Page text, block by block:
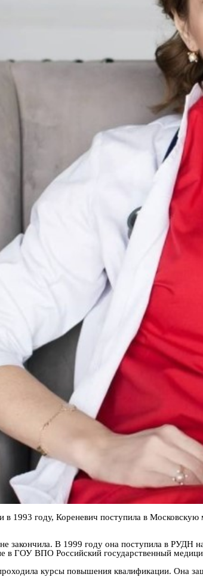
в 1993 году, Кореневич поступила в
закончила. В 1999 году она поступила в РУДН
в ГОУ ВПО Российский государственный
курсы повышения квалификации. Она